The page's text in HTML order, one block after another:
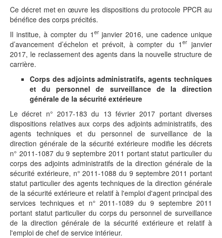
Ce décret met en œuvre les dispositions du protocole PPCR au
bénéfice des corps précités.
Il institue, à compter du 1 erjanvier 2016, une cadence unique
d’avancement d’échelon et prévoit, à compter du 1er janvier
2017, le reclassement des agents dans la nouvelle structure de
carrière.
Corps des adjoints administratifs, agents techniques
et du personnel de surveillance de la direction
générale de la sécurité extérieure
Le décret n° 2017-183 du 13 février 2017 portant diverses
dispositions relatives aux corps des adjoints administratifs, des
agents techniques et du personnel de surveillance de la
direction générale de la sécurité extérieure modifie les décrets
n° 2011-1087 du 9 septembre 2011 portant statut particulier du
corps des adjoints administratifs de la direction générale de la
sécurité extérieure, n° 2011-1088 du 9 septembre 2011 portant
statut particulier des agents techniques de la direction générale
de la sécurité extérieure et relatif à l'emploi d'agent principal des
services techniques et n° 2011-1089 du 9 septembre 2011
portant statut particulier du corps du personnel de surveillance
de la direction générale de la sécurité extérieure et relatif à
l'emploi de chef de service intérieur.